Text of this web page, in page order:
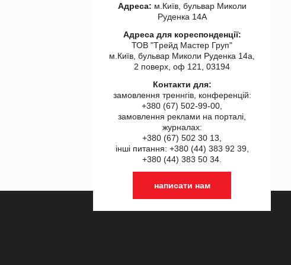
Адреса: м.Київ, бульвар Миколи
Руденка 14А
Адреса для кореспонденції:
ТОВ "Tрейд Мастер Груп"
м.Київ, бульвар Миколи Руденка 14а,
2 поверх, оф 121, 03194
Контакти для:
замовлення треннгів, конференцій:
+380 (67) 502-99-00,
замовлення реклами на порталі,
журналах:
+380 (67) 502 30 13,
інші питання: +380 (44) 383 92 39,
+380 (44) 383 50 34.
написати нам